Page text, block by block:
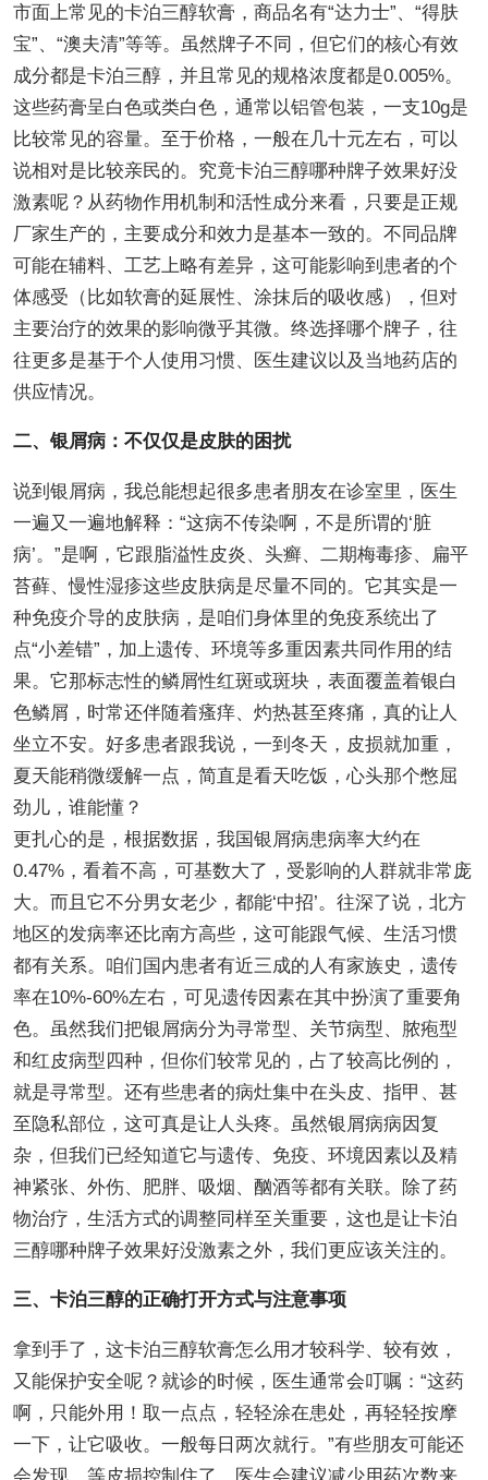
市面上常见的卡泊三醇软膏，商品名有“达力士”、“得肤
宝”、“澳夫清”等等。虽然牌子不同，但它们的核心有效
成分都是卡泊三醇，并且常见的规格浓度都是0.005%。
这些药膏呈白色或类白色，通常以铝管包装，一支10g是
比较常见的容量。至于价格，一般在几十元左右，可以
说相对是比较亲民的。究竟卡泊三醇哪种牌子效果好没
激素呢？从药物作用机制和活性成分来看，只要是正规
厂家生产的，主要成分和效力是基本一致的。不同品牌
可能在辅料、工艺上略有差异，这可能影响到患者的个
体感受（比如软膏的延展性、涂抹后的吸收感），但对
主要治疗的效果的影响微乎其微。终选择哪个牌子，往
往更多是基于个人使用习惯、医生建议以及当地药店的
供应情况。
二、银屑病：不仅仅是皮肤的困扰
说到银屑病，我总能想起很多患者朋友在诊室里，医生
一遍又一遍地解释：“这病不传染啊，不是所谓的‘脏
病’。”是啊，它跟脂溢性皮炎、头癣、二期梅毒疹、扁平
苔藓、慢性湿疹这些皮肤病是尽量不同的。它其实是一
种免疫介导的皮肤病，是咱们身体里的免疫系统出了
点“小差错”，加上遗传、环境等多重因素共同作用的结
果。它那标志性的鳞屑性红斑或斑块，表面覆盖着银白
色鳞屑，时常还伴随着瘙痒、灼热甚至疼痛，真的让人
坐立不安。好多患者跟我说，一到冬天，皮损就加重，
夏天能稍微缓解一点，简直是看天吃饭，心头那个憋屈
劲儿，谁能懂？
更扎心的是，根据数据，我国银屑病患病率大约在
0.47%，看着不高，可基数大了，受影响的人群就非常庞
大。而且它不分男女老少，都能‘中招’。往深了说，北方
地区的发病率还比南方高些，这可能跟气候、生活习惯
都有关系。咱们国内患者有近三成的人有家族史，遗传
率在10%-60%左右，可见遗传因素在其中扮演了重要角
色。虽然我们把银屑病分为寻常型、关节病型、脓疱型
和红皮病型四种，但你们较常见的，占了较高比例的，
就是寻常型。还有些患者的病灶集中在头皮、指甲、甚
至隐私部位，这可真是让人头疼。虽然银屑病病因复
杂，但我们已经知道它与遗传、免疫、环境因素以及精
神紧张、外伤、肥胖、吸烟、酗酒等都有关联。除了药
物治疗，生活方式的调整同样至关重要，这也是让卡泊
三醇哪种牌子效果好没激素之外，我们更应该关注的。
三、卡泊三醇的正确打开方式与注意事项
拿到手了，这卡泊三醇软膏怎么用才较科学、较有效，
又能保护安全呢？就诊的时候，医生通常会叮嘱：“这药
啊，只能外用！取一点点，轻轻涂在患处，再轻轻按摩
一下，让它吸收。一般每日两次就行。”有些朋友可能还
会发现，等皮损控制住了，医生会建议减少用药次数来